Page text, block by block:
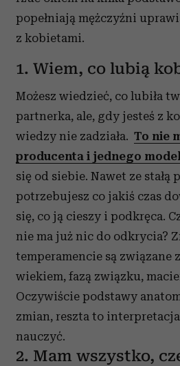
popełniają mężczyźni
z kobietami.
1. Wiem, co lubią
Możesz wiedzieć, co lubiła
partnerka, ale, gdy jesteś z
wiedzy nie zadziała. To nie
producenta i jednego
się od siebie. Nawet ze stałą
potrzebujesz co jakiś czas
się, co ją cieszy i podkręca.
nie ma już nic do odkrycia?
temperamencie są związane
wiekiem, fazą związku,
Oczywiście podstawy
zmian, reszta to
nauczyć.
2. Mam wszystko,